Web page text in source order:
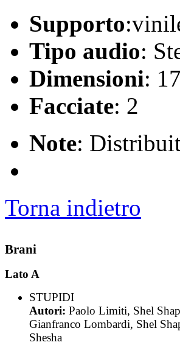
Supporto
Tipo audio:
Dimensioni:
Facciate: 2
Note:
Torna indietro
Brani
Lato A
STUPIDI
Autori: Paolo Limiti, Shel
Gianfranco Lombardi, Shel
Shesha